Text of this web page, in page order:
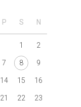
P S N
1 2
7 8 9
14 15 16
21 22 23